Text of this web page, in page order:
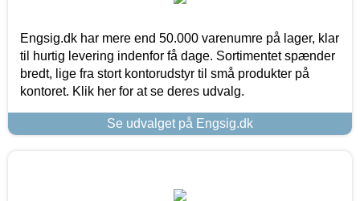
Engsig.dk har mere end 50.000 varenumre på lager, klar
til hurtig levering indenfor få dage. Sortimentet spænder
bredt, lige fra stort kontorudstyr til små produkter på
kontoret. Klik her for at se deres udvalg.
Se udvalget på Engsig.dk